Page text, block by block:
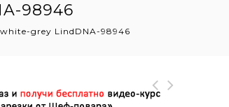
98946
grey LindDNA-98946